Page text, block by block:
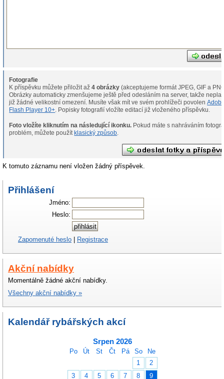
Fotografie
K příspěvku můžete přiložit až4 obrázky (akceptujeme formát JPEG, GIF a
Obrázky automaticky zmenšujeme ještě před odesláním na server, takže
již žádné velikostní omezení. Musíte však mít ve svém prohlížeči povolen
Flash Player 10+ . Popisky fotografií vložíte editací již vloženého příspěvku.
Foto vložíte kliknutím na následující ikonku.
problém, můžete použít klasický způsob.
K tomuto záznamu není vložen žádný příspěvek.
Přihlášení
Jméno:
Heslo:
Zapomenuté heslo Registrace
Akční nabídky
Momentálně žádné akční nabídky.
Všechny akční nabídky »
Kalendář rybářských akcí
Srpen 2026
Po Út St Čt Pá So
Ne
1
2
3
4 5 6 7 8 9